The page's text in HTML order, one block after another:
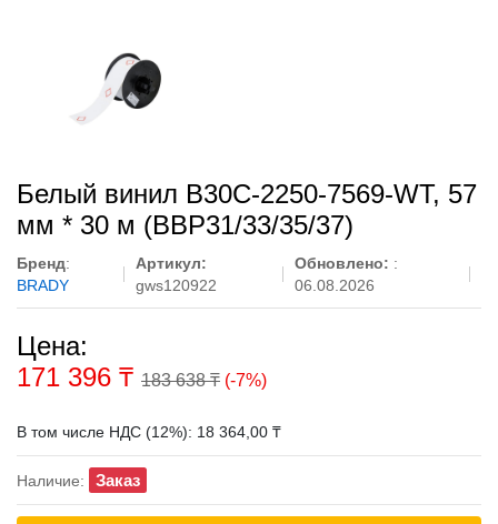
Белый винил B30C-2250-7569-WT, 57
мм * 30 м (BBP31/33/35/37)
Бренд:
BRADY
Артикул:
gws120922
Обновлено: :
06.08.2026
Цена:
171 396 ₸ 183 638 ₸ (-7%)
В том числе НДС (12%): 18 364,00 ₸
Наличие: Заказ